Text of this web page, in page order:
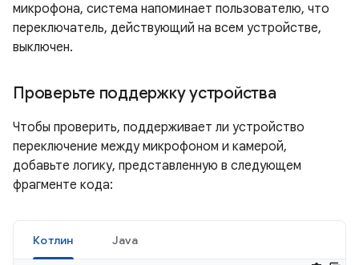
микрофона, система напоминает пользователю, что
переключатель, действующий на всем устройстве,
выключен.
Проверьте поддержку устройства
Чтобы проверить, поддерживает ли устройство
переключение между микрофоном и камерой,
добавьте логику, представленную в следующем
фрагменте кода:
Котлин Java